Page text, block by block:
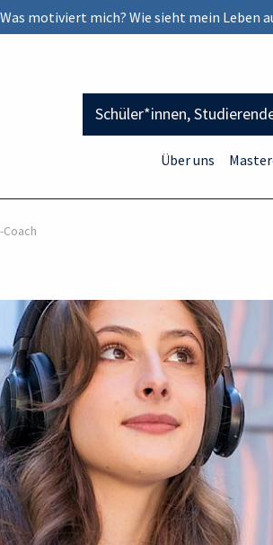
motiviert mich? Wie sieht mein Leben
Schüler*innen,
Über uns